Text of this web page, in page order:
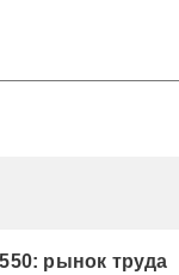
рынок труда